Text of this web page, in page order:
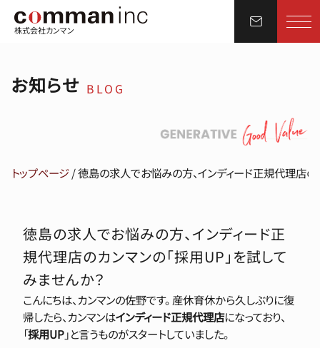
株式会社カンマン
お知らせ BLOG
トップページ/徳島の求人でお悩みの方、インディード正規代理店の
徳島の求人でお悩みの方、インディード正
規代理店のカンマンの「採用UP」を試して
みませんか？
こんにちは、カンマンの佐野です。 産休育休から久しぶりに復
帰したら、カンマンはインディード正規代理店になっており、
「採用UP」と言うものがスタートしていました。